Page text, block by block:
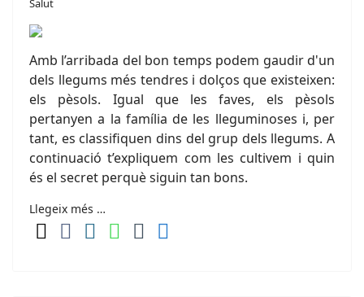
Salut
Amb l’arribada del bon temps podem gaudir d'un
dels llegums més tendres i dolços que existeixen:
els pèsols. Igual que les faves, els pèsols
pertanyen a la família de les lleguminoses i, per
tant, es classifiquen dins del grup dels llegums. A
continuació t’expliquem com les cultivem i quin
és el secret perquè siguin tan bons.
Llegeix més …